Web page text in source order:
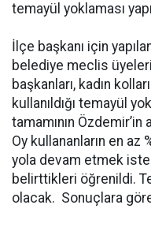
temayül yoklaması
İlçe başkanı için
belediye meclis
başkanları, kadın
kullanıldığı temayül
tamamının
Oy kullananların en az
yola devam etmek
belirttikleri öğrenildi.
olacak. Sonuçlara